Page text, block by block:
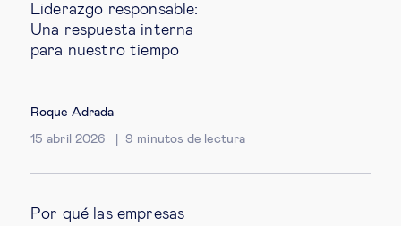
Liderazgo responsable:
Una respuesta interna
para nuestro tiempo
Roque Adrada
15 abril 2026 9 minutos de lectura
Por qué las empresas